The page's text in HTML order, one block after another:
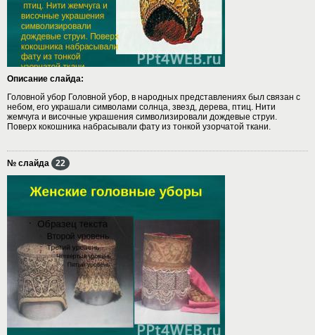
Описание слайда:
Головной убор Головной убор, в народных представлениях был связан с
небом, его украшали символами солнца, звезд, дерева, птиц. Нити
жемчуга и височные украшения символизировали дождевые струи.
Поверх кокошника набрасывали фату из тонкой узорчатой ткани.
№ слайда 22